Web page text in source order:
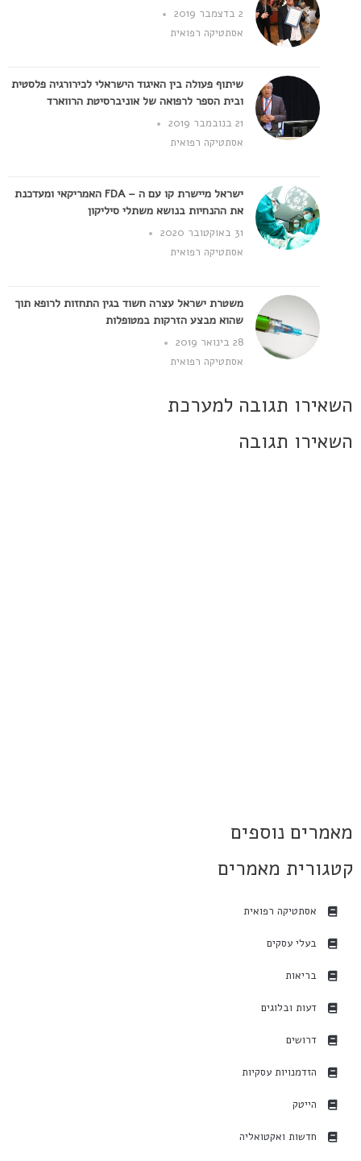
מאמרים נוספים
קטגורית מאמרים
אסתטיקה רפואית
בעלי עסקים
בריאות
דעות ובלוגים
דרושים
הזדמנויות עסקיות
הייטק
חדשות ואקטואליה
2 בדצמבר 2019
אסתטיקה רפואית
שיתוף פעולה בין האיגוד הישראלי לכירורגיה פלסטית
ובית הספר לרפואה של אוניברסיטת הרווארד
21 בנובמבר 2019
אסתטיקה רפואית
ישראל מיישרת קו עם ה – FDA האמריקאי ומעדכנת
את ההנחיות בנושא משתלי סיליקון
31 באוקטובר 2020
אסתטיקה רפואית
משטרת ישראל עצרה חשוד בגין התחזות לרופא תוך
שהוא מבצע הזרקות במטופלות
28 בינואר 2019
אסתטיקה רפואית
השאירו תגובה למערכת
השאירו תגובה